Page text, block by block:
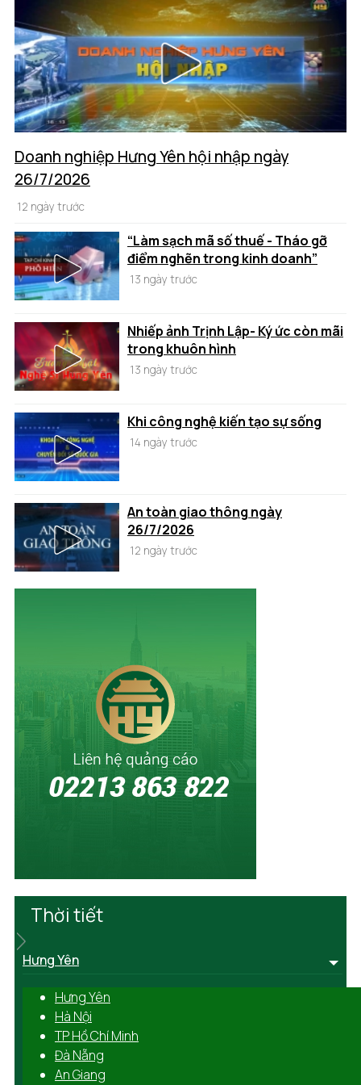
Doanh nghiệp Hưng Yên hội nhập ngày
26/7/2026
12 ngày trước
“Làm sạch mã số thuế - Tháo gỡ
điểm nghẽn trong kinh doanh”
13 ngày trước
Nhiếp ảnh Trịnh Lập- Ký ức còn mãi
trong khuôn hình
13 ngày trước
Khi công nghệ kiến tạo sự sống
14 ngày trước
An toàn giao thông ngày
26/7/2026
12 ngày trước
Thời tiết
Hưng Yên
Hưng Yên
Hà Nội
TP Hồ Chí Minh
Đà Nẵng
An Giang